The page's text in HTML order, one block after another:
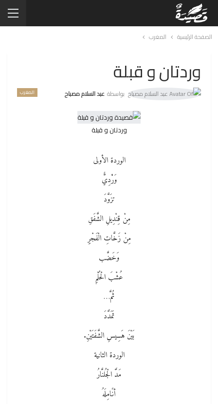
الصفحة الرئيسية المغرب
وردتان و قبلة
المغرب بواسطة عبد السلام مصباح
وردتان و قبلة
الوردة الأولى
وَرْْدِيٌّ
تزَوَّدَ
مِنْ قِنْدِيلِ الشَّفَقِ
مِنْ زَخَّاتِ الْفَجْرِِ
وَخَضَّب
عُشْبَ الْحُلْمِ
ثُمَّ…
تَمَدَّدَ
بَيْنَ هَسِيسِ الشَّفَتَيْنِ.
الوردة الثانية
مَدَّ الْجُلنَّارُ
أنََامِلَهُ